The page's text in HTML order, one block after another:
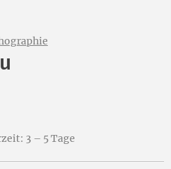
3 – 5 Tage